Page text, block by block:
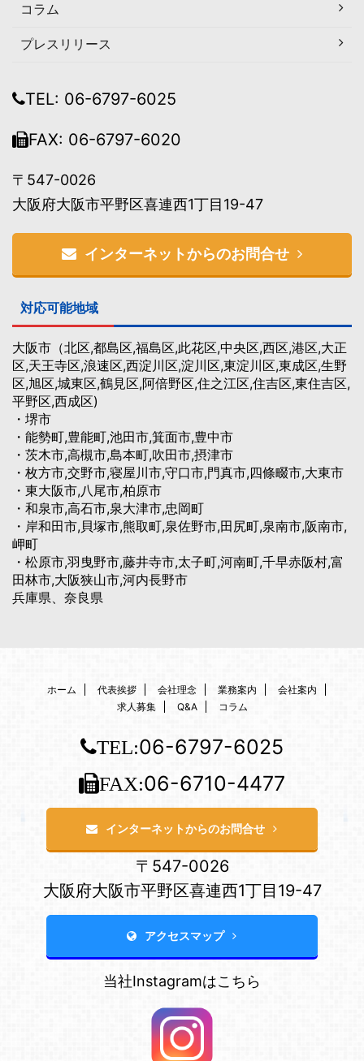
コラム
プレスリリース
TEL: 06-6797-6025
FAX: 06-6797-6020
〒547-0026
大阪府大阪市平野区喜連西1丁目19-47
インターネットからのお問合せ
対応可能地域
大阪市（北区,都島区,福島区,此花区,中央区,西区,港区,大正
区,天王寺区,浪速区,西淀川区,淀川区,東淀川区,東成区,生野
区,旭区,城東区,鶴見区,阿倍野区,住之江区,住吉区,東住吉区,
平野区,西成区)
・堺市
・能勢町,豊能町,池田市,箕面市,豊中市
・茨木市,高槻市,島本町,吹田市,摂津市
・枚方市,交野市,寝屋川市,守口市,門真市,四條畷市,大東市
・東大阪市,八尾市,柏原市
・和泉市,高石市,泉大津市,忠岡町
・岸和田市,貝塚市,熊取町,泉佐野市,田尻町,泉南市,阪南市,
岬町
・松原市,羽曳野市,藤井寺市,太子町,河南町,千早赤阪村,富
田林市,大阪狭山市,河内長野市
兵庫県、奈良県
ホーム 代表挨拶 会社理念 業務案内
会社案内
求人募集
Q&A コラム
TEL:06-6797-6025
FAX:06-6710-4477
インターネットからのお問合せ
〒547-0026
大阪府大阪市平野区喜連西1丁目19-47
アクセスマップ
当社Instagramはこちら